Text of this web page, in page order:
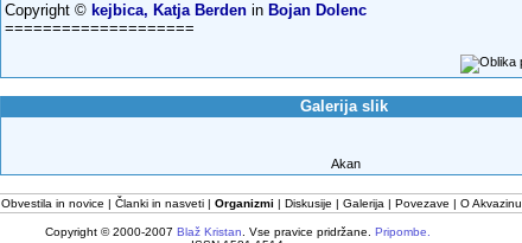
Copyright © kejbica, Katja Berden in Bojan Dolenc
====================
Galerija slik
Akan
Obvestila in novice Članki in nasveti Organizmi Diskusije Galerija Povezave O Akvazinu
Copyright © 2000-2007 Blaž Kristan . Vse pravice pridržane. Pripombe.